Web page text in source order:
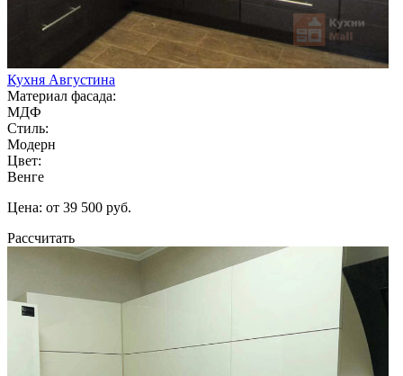
Кухня Августина
Материал фасада:
МДФ
Стиль:
Модерн
Цвет:
Венге
Цена: от 39 500 руб.
Рассчитать